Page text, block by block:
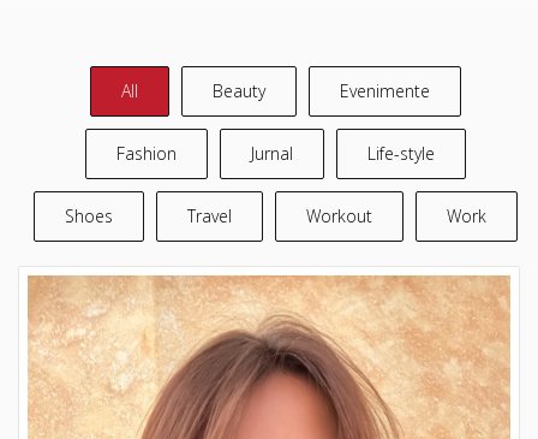
All Beauty Evenimente
Fashion Jurnal Life-style
Shoes Travel Workout Work